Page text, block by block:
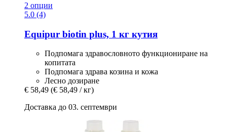
2 опции
5.0 (4)
Equipur biotin plus, 1 кг кутия
Подпомага здравословното функциониране на
копитата
Подпомага здрава козина и кожа
Лесно дозиране
€ 58,49 (€ 58,49 / кг)
Доставка до 03. септември